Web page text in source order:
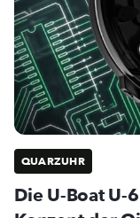
QUARZUHR
Die U-Boat U-